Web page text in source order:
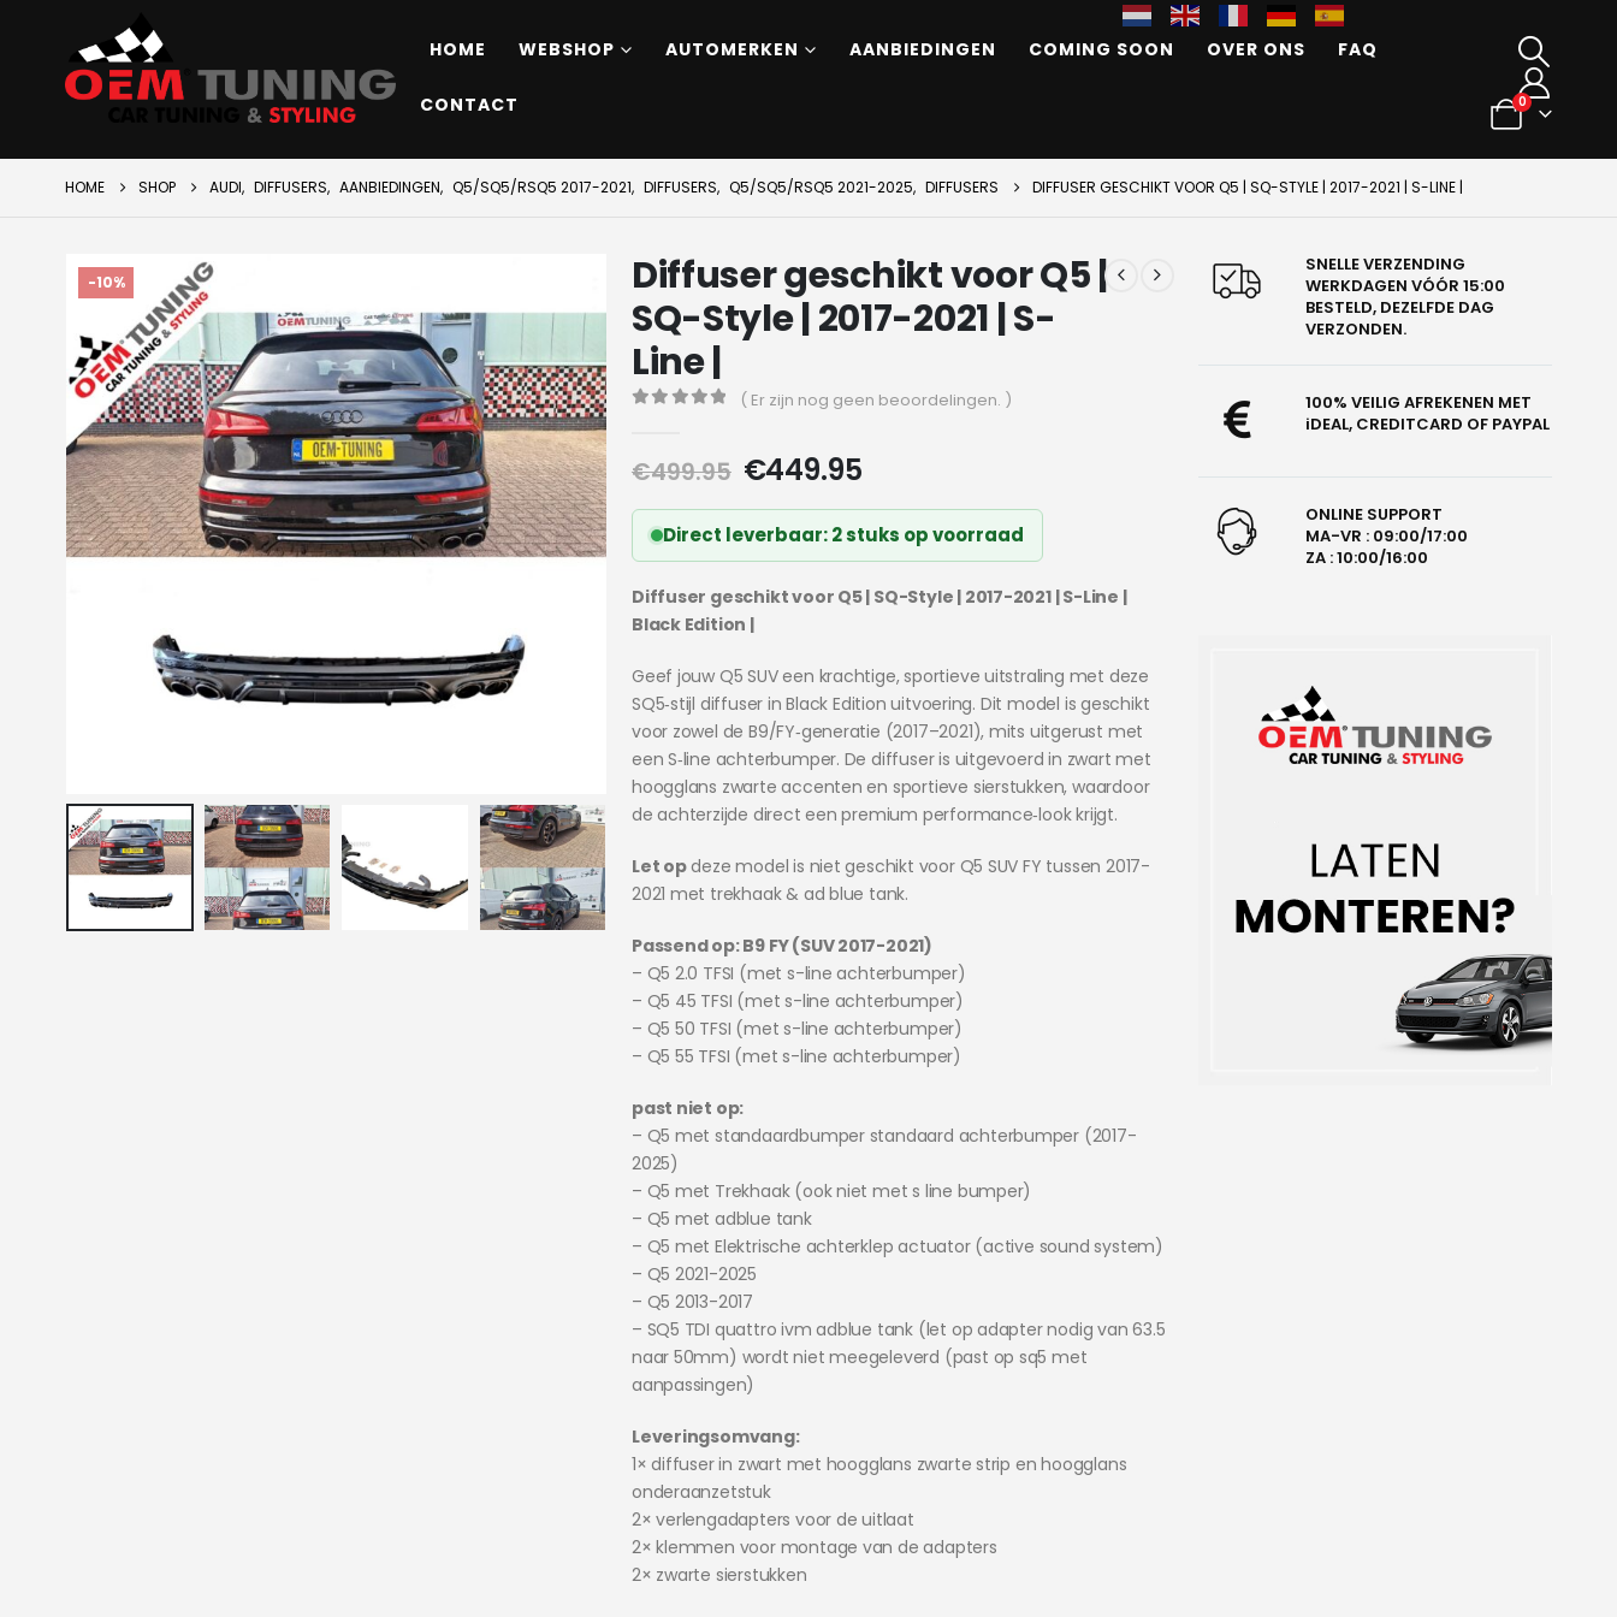
HOME WEBSHOP AUTOMERKEN AANBIEDINGEN COMING SOON OVER ONS FAQ
CONTACT 0
HOME SHOP AUDI, DIFFUSERS, AANBIEDINGEN, Q5/SQ5/RSQ5 2017-2021, DIFFUSERS, Q5/SQ5/RSQ5 2021-2025, DIFFUSERS DIFFUSER GESCHIKT VOOR Q5 | SQ-STYLE | 2017-2021 | S-LINE |
-10%
Diffuser geschikt voor Q5 |
SQ-Style | 2017-2021 | S-
Line |
( Er zijn nog geen beoordelingen. )
€499.95 Oorspronkelijke
was:
€499.95.
€449.95Huidige
is:
€449.95.
Direct leverbaar: 2 stuks op voorraad
Diffuser geschikt voor Q5 | SQ-Style | 2017-2021 | S-Line |
Black Edition |
Geef jouw Q5 SUV een krachtige, sportieve uitstraling met deze
SQ5‑stijl diffuser in Black Edition uitvoering. Dit model is geschikt
voor zowel de B9/FY‑generatie (2017–2021), mits uitgerust met
een S‑line achterbumper. De diffuser is uitgevoerd in zwart met
hoogglans zwarte accenten en sportieve sierstukken, waardoor
de achterzijde direct een premium performance‑look krijgt.
Let opdeze model is niet geschikt voor Q5 SUV FY tussen 2017-
2021 met trekhaak & ad blue tank.
Passend op: B9 FY (SUV 2017-2021)
– Q5 2.0 TFSI (met s-line achterbumper)
– Q5 45 TFSI (met s-line achterbumper)
– Q5 50 TFSI (met s-line achterbumper)
– Q5 55 TFSI (met s-line achterbumper)
past niet op:
– Q5 met standaardbumper standaard achterbumper (2017-
2025)
– Q5 met Trekhaak (ook niet met s line bumper)
– Q5 met adblue tank
– Q5 met Elektrische achterklep actuator (active sound system)
– Q5 2021-2025
– Q5 2013-2017
– SQ5 TDI quattro ivm adblue tank (let op adapter nodig van 63.5
naar 50mm) wordt niet meegeleverd (past op sq5 met
aanpassingen)
Leveringsomvang:
1× diffuser in zwart met hoogglans zwarte strip en hoogglans
onderaanzetstuk
2× verlengadapters voor de uitlaat
2× klemmen voor montage van de adapters
2× zwarte sierstukken
SNELLE VERZENDING
WERKDAGEN VÓÓR 15:00
BESTELD, DEZELFDE DAG
VERZONDEN.
100% VEILIG AFREKENEN MET
iDEAL, CREDITCARD OF PAYPAL
ONLINE SUPPORT
MA-VR : 09:00/17:00
ZA : 10:00/16:00